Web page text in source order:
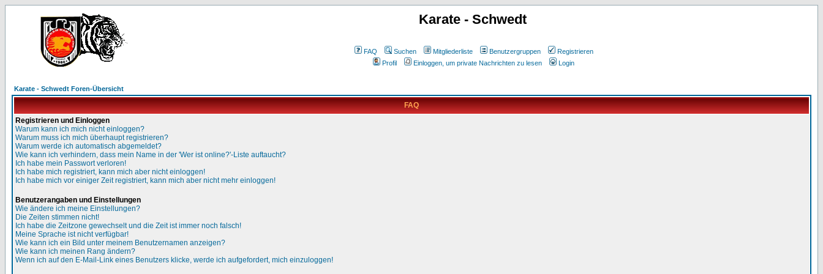
Karate - Schwedt
FAQ Suchen Mitgliederliste Benutzergruppen
Registrieren
Profil
Einloggen, um private Nachrichten zu lesen Login
Karate - Schwedt Foren-Übersicht
FAQ
Registrieren und Einloggen
Warum kann ich mich nicht einloggen?
Warum muss ich mich überhaupt registrieren?
Warum werde ich automatisch abgemeldet?
Wie kann ich verhindern, dass mein Name in der 'Wer ist online?'-Liste auftaucht?
Ich habe mein Passwort verloren!
Ich habe mich registriert, kann mich aber nicht einloggen!
Ich habe mich vor einiger Zeit registriert, kann mich aber nicht mehr einloggen!
Benutzerangaben und Einstellungen
Wie ändere ich meine Einstellungen?
Die Zeiten stimmen nicht!
Ich habe die Zeitzone gewechselt und die Zeit ist immer noch falsch!
Meine Sprache ist nicht verfügbar!
Wie kann ich ein Bild unter meinem Benutzernamen anzeigen?
Wie kann ich meinen Rang ändern?
Wenn ich auf den E-Mail-Link eines Benutzers klicke, werde ich aufgefordert, mich einzuloggen!